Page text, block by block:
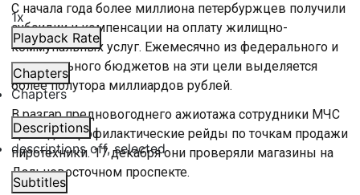
1x
Playback Rate
Chapters
Chapters
Descriptions
descriptions off, selected
Subtitles
С начала года более миллиона петербуржцев получили
субсидии и компенсации на оплату жилищно-
коммунальных услуг. Ежемесячно из федерального и
регионального бюджетов на эти цели выделяется
более полутора миллиардов рублей.
В разгар предновогоднего ажиотажа сотрудники МЧС
проводят профилактические рейды по точкам продажи
пиротехники. 17 декабря они проверяли магазины на
Дальневосточном проспекте.